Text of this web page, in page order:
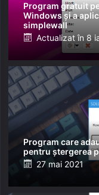
Program gratuit
Windows și a
simplewall
Posted
Actualizat în 8
Program care
pentru ștergerea
Posted
27 mai 2021